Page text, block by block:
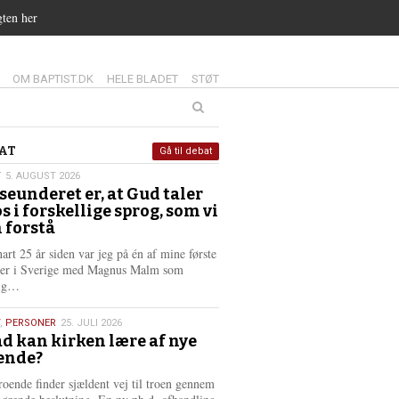
her
14.0:
OM BAPTIST.DK 15.0:
HELE BLADET 16.0:
STØT
5. AUGUST 2026
er, at Gud taler
i forskellige sprog, som vi
forstå
25 år siden var jeg på én af mine første
i Sverige med Magnus Malm som
s
m
e
r
e
, PERSONER 25. JULI 2026
kan kirken lære af nye
finder sjældent vej til troen gennem
Gå til debat